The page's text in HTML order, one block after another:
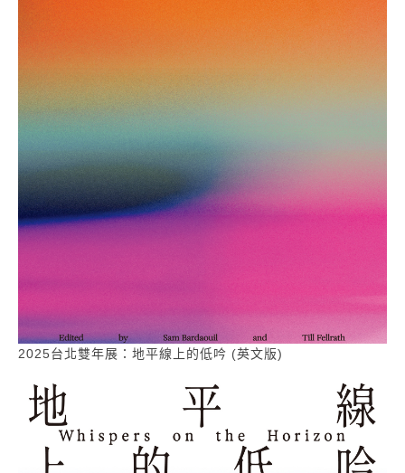
2025台北雙年展：地平線上的低吟 (英文版)